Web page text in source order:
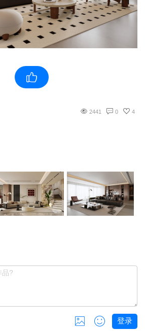
2441 0 4
登录